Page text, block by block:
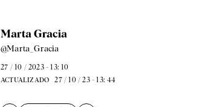
Marta Gracia
@Marta_Gracia
27 / 10 / 2023 - 13: 10
ACTUALIZADO 27 / 10 / 23 - 13: 44